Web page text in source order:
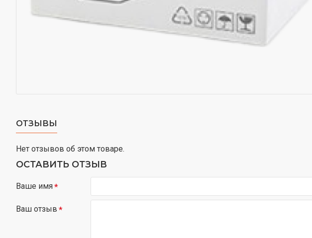
ОТЗЫВЫ
Нет отзывов об этом товаре.
ОСТАВИТЬ ОТЗЫВ
Ваше имя
Ваш отзыв